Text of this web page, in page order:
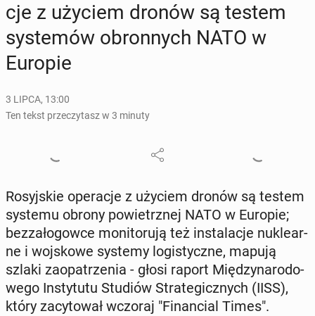
cje z użyciem dronów są testem
sys­te­mów obron­nych NATO w
Europie
3 LIPCA, 13:00
Ten tekst przeczytasz w 3 minuty
Ro­syj­skie ope­ra­cje z użyciem dronów są testem
systemu obrony po­wietrz­nej NATO w Europie;
bez­za­ło­gow­ce mo­ni­to­ru­ją też in­sta­la­cje nu­kle­ar­
ne i woj­sko­we systemy lo­gi­stycz­ne, mapują
szlaki za­opa­trze­nia - głosi raport Mię­dzy­na­ro­do­
we­go In­sty­tu­tu Studiów Stra­te­gicz­nych (IISS),
który za­cy­to­wał wczoraj "Fi­nan­cial Times".